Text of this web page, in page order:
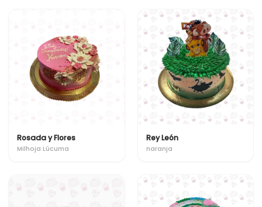
Rosada y Flores
Milhoja Lúcuma
Rey León
naranja